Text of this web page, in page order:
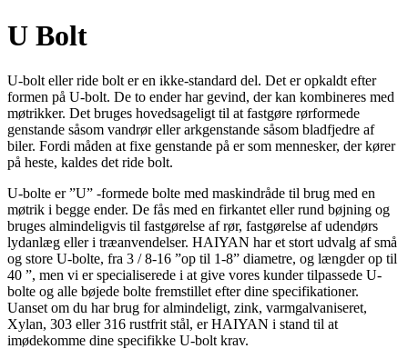
U Bolt
U-bolt eller ride bolt er en ikke-standard del. Det er opkaldt efter
formen på U-bolt. De to ender har gevind, der kan kombineres med
møtrikker. Det bruges hovedsageligt til at fastgøre rørformede
genstande såsom vandrør eller arkgenstande såsom bladfjedre af
biler. Fordi måden at fixe genstande på er som mennesker, der kører
på heste, kaldes det ride bolt.
U-bolte er ”U” -formede bolte med maskindråde til brug med en
møtrik i begge ender. De fås med en firkantet eller rund bøjning og
bruges almindeligvis til fastgørelse af rør, fastgørelse af udendørs
lydanlæg eller i træanvendelser. HAIYAN har et stort udvalg af små
og store U-bolte, fra 3 / 8-16 ”op til 1-8” diametre, og længder op til
40 ”, men vi er specialiserede i at give vores kunder tilpassede U-
bolte og alle bøjede bolte fremstillet efter dine specifikationer.
Uanset om du har brug for almindeligt, zink, varmgalvaniseret,
Xylan, 303 eller 316 rustfrit stål, er HAIYAN i stand til at
imødekomme dine specifikke U-bolt krav.